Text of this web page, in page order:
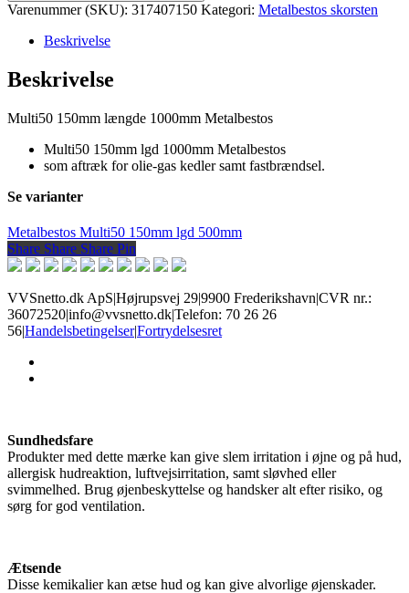
antal
Varenummer (SKU): 317407150 Kategori: Metalbestos skorsten
Beskrivelse
Beskrivelse
Multi50 150mm længde 1000mm Metalbestos
Multi50 150mm lgd 1000mm Metalbestos
som aftræk for olie-gas kedler samt fastbrændsel.
Se varianter
Metalbestos Multi50 150mm lgd 500mm
Share
Share Share Share Pin
VVSnetto.dk ApS|Højrupsvej 29|9900 Frederikshavn|CVR nr.:
36072520|info@vvsnetto.dk|Telefon: 70 26 26
56|Handelsbetingelser|Fortrydelsesret
Sundhedsfare
Produkter med dette mærke kan give slem irritation i øjne og på hud,
allergisk hudreaktion, luftvejsirritation, samt sløvhed eller
svimmelhed. Brug øjenbeskyttelse og handsker alt efter risiko, og
sørg for god ventilation.
Ætsende
Disse kemikalier kan ætse hud og kan give alvorlige øjenskader.